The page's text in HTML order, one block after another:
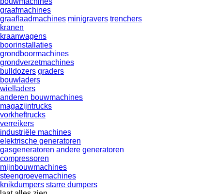
graafmachines
graaflaadmachines minigravers trenchers
kranen
kraanwagens
boorinstallaties
grondboormachines
grondverzetmachines
bulldozers graders
bouwladers
wielladers
anderen bouwmachines
magazijntrucks
vorkheftrucks
verreikers
industriële machines
elektrische generatoren
gasgeneratoren andere generatoren
compressoren
mijnbouwmachines
steengroevemachines
knikdumpers starre dumpers